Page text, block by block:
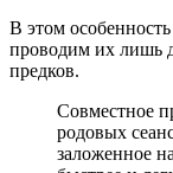
В этом
проводим их лишь
предков.
Совместное
родовых
заложенное